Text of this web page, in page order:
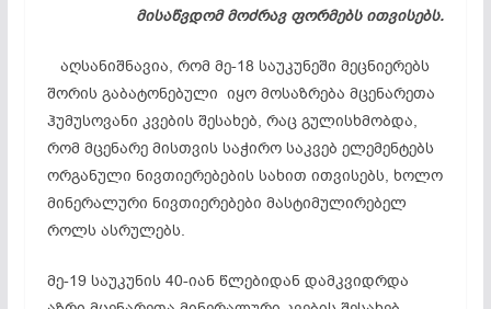
მისაწვდომმოძრავ ფორმებს ითვისებს.
აღსანიშნავია, რომ მე-18 საუკუნეში მეცნიერებს
შორის გაბატონებული იყო მოსაზრება მცენარეთა
ჰუმუსოვანი კვების შესახებ, რაც გულისხმობდა,
რომ მცენარე მისთვის საჭირო საკვებ ელემენტებს
ორგანული ნივთიერებების სახით ითვისებს, ხოლო
მინერალური ნივთიერებები მასტიმულირებელ
როლს ასრულებს.
მე-19 საუკუნის 40-იან წლებიდან დამკვიდრდა